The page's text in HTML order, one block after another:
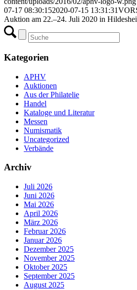
07-17 08:30:152020-07-15 13:31:31
Auktion am 22.–24. Juli 2020 in
Kategorien
APHV
Auktionen
Aus der Philatelie
Handel
Kataloge und Literatur
Messen
Numismatik
Uncategorized
Verbände
Archiv
Juli 2026
Juni 2026
Mai 2026
April 2026
März 2026
Februar 2026
Januar 2026
Dezember 2025
November 2025
Oktober 2025
September 2025
August 2025